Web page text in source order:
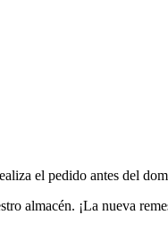
el pedido antes del
almacén. ¡La nueva